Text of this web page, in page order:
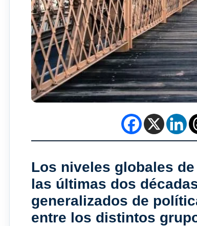
Los niveles globales
las últimas dos
generalizados de
entre los distintos